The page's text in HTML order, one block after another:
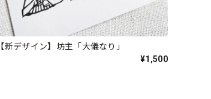
【新デザイン】坊主「大儀なり」
¥1,500